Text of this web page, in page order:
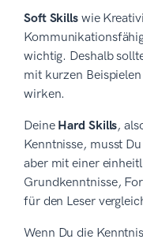
Soft Skillswie
wichtig. Deshalb
mit kurzen
wirken.
Deine Hard Skills,
Kenntnisse, musst
aber mit einer
Grundkenntnisse,
für den Leser
Wenn Du die